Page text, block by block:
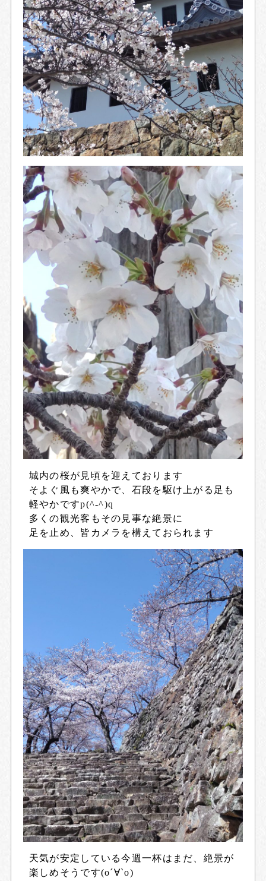
城内の桜が見頃を迎えております
そよぐ風も爽やかで、石段を駆け上がる足も
軽やかですp(^-^)q
多くの観光客もその見事な絶景に
足を止め、皆カメラを構えておられます
天気が安定している今週一杯はまだ、絶景が
楽しめそうです(о´∀`о)